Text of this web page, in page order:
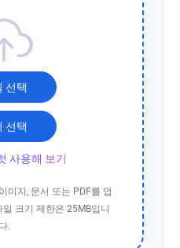
선택
선택
사용해 보기
미지, 문서 또는 PDF를 업
크기 제한은 25MB입니
다.